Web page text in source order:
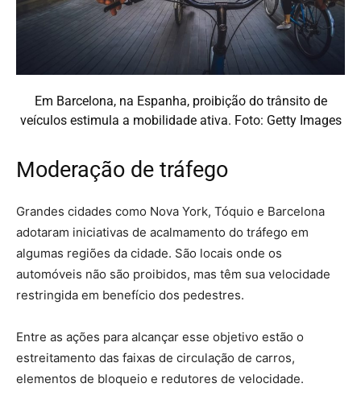
Em Barcelona, na Espanha, proibição do trânsito de
veículos estimula a mobilidade ativa. Foto: Getty Images
Moderação de tráfego
Grandes cidades como Nova York, Tóquio e Barcelona
adotaram iniciativas de acalmamento do tráfego em
algumas regiões da cidade. São locais onde os
automóveis não são proibidos, mas têm sua velocidade
restringida em benefício dos pedestres.
Entre as ações para alcançar esse objetivo estão o
estreitamento das faixas de circulação de carros,
elementos de bloqueio e redutores de velocidade.